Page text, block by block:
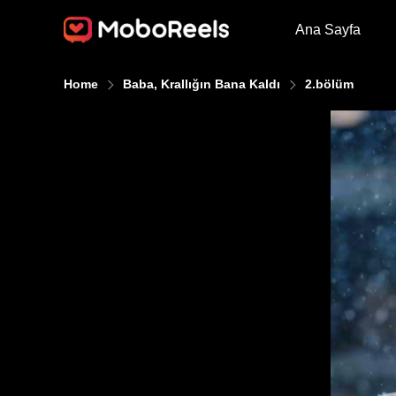
Ana Sayfa
Home Baba, Krallığın Bana Kaldı 2.bölüm